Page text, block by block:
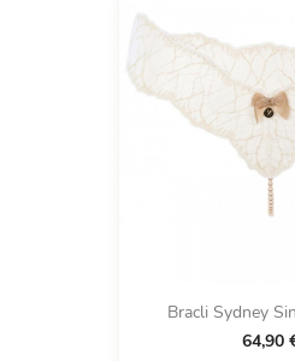
Bracli Sydney
64,90